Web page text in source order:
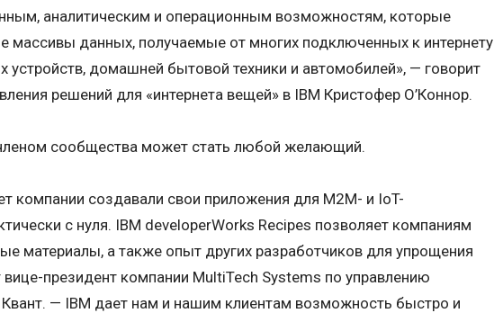
аналитическим и операционным возможностям, которые
массивы данных, получаемые от многих подключенных к интернету
устройств, домашней бытовой техники и автомобилей», — говорит
решений для «интернета вещей» в IBM Кристофер О’Коннор.
сообщества может стать любой желающий.
компании создавали свои приложения для M2M- и IoT-
с нуля. IBM developerWorks Recipes позволяет компаниям
материалы, а также опыт других разработчиков для упрощения
вице-президент компании MultiTech Systems по управлению
— IBM дает нам и нашим клиентам возможность быстро и